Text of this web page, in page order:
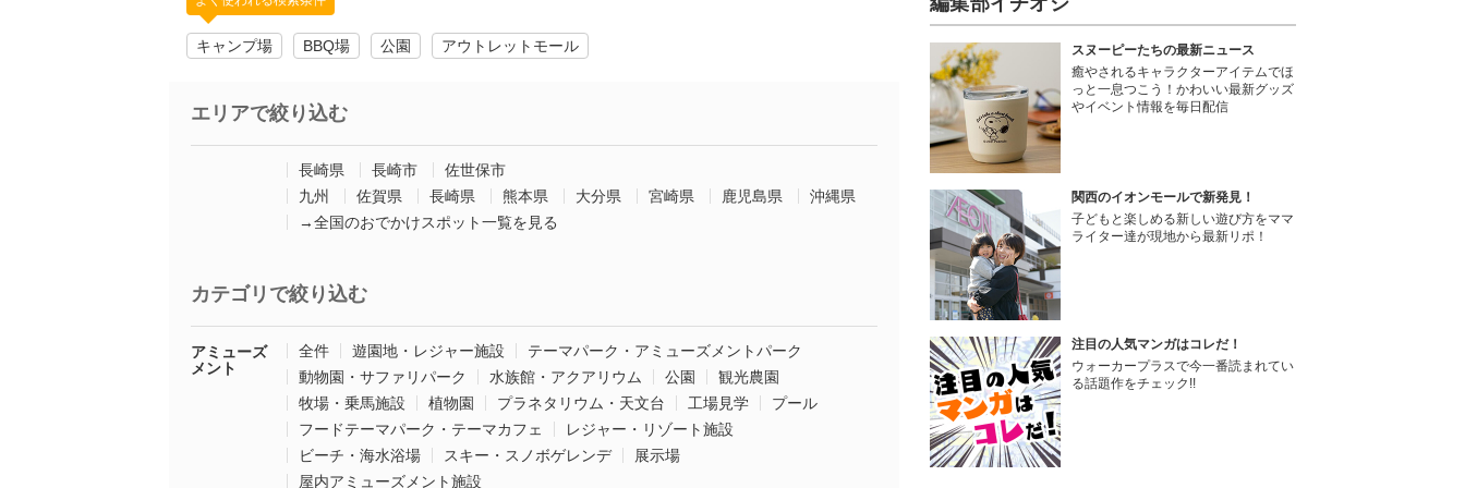
キャンプ場 BBQ場 公園 アウトレットモール
エリアで絞り込む
長崎県 長崎市
佐世保市
九州
佐賀県 長崎県 熊本県 大分県 宮崎県 鹿児島県
沖縄県
→全国のおでかけスポット一覧を見る
カテゴリで絞り込む
アミューズ
メント
全件 遊園地・レジャー施設
テーマパーク・アミューズメントパーク
動物園・サファリパーク
水族館・アクアリウム 公園
観光農園
牧場・乗馬施設
植物園 プラネタリウム・天文台 工場見学
プール
フードテーマパーク・テーマカフェ
レジャー・リゾート施設
ビーチ・海水浴場
スキー・スノボゲレンデ
展示場
屋内アミューズメント施設
スヌーピーたちの最新ニュース
癒やされるキャラクターアイテムでほ
っと一息つこう！かわいい最新グッズ
やイベント情報を毎日配信
関西のイオンモールで新発見！
子どもと楽しめる新しい遊び方をママ
ライター達が現地から最新リポ！
注目の人気マンガはコレだ！
ウォーカープラスで今一番読まれてい
る話題作をチェック!!